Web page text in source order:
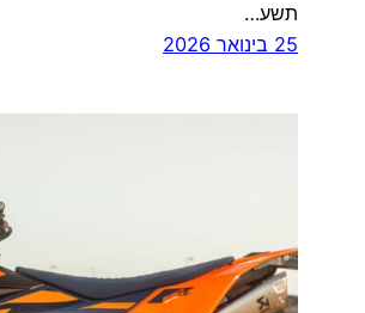
תשע…
25 בינואר 2026